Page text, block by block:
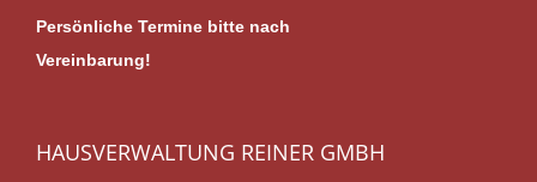
Persönliche Termine bitte nach
Vereinbarung!
HAUSVERWALTUNG REINER GMBH